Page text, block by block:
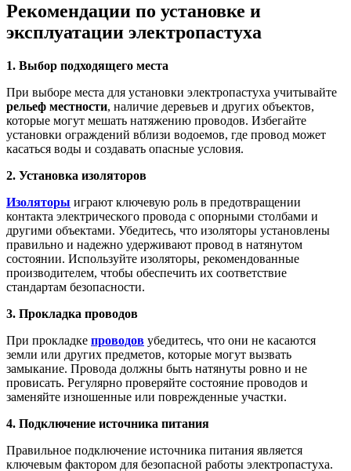
Рекомендации по установке и
эксплуатации электропастуха
1. Выбор подходящего места
При выборе места для установки электропастуха учитывайте
рельеф местности, наличие деревьев и других объектов,
которые могут мешать натяжению проводов. Избегайте
установки ограждений вблизи водоемов, где провод может
касаться воды и создавать опасные условия.
2. Установка изоляторов
Изоляторы играют ключевую роль в предотвращении
контакта электрического провода с опорными столбами и
другими объектами. Убедитесь, что изоляторы установлены
правильно и надежно удерживают провод в натянутом
состоянии. Используйте изоляторы, рекомендованные
производителем, чтобы обеспечить их соответствие
стандартам безопасности.
3. Прокладка проводов
При прокладке проводов убедитесь, что они не касаются
земли или других предметов, которые могут вызвать
замыкание. Провода должны быть натянуты ровно и не
провисать. Регулярно проверяйте состояние проводов и
заменяйте изношенные или поврежденные участки.
4. Подключение источника питания
Правильное подключение источника питания является
ключевым фактором для безопасной работы электропастуха.